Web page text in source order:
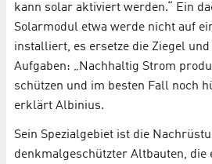
kann solar aktiviert werden.“ Ein
Solarmodul etwa werde nicht auf
installiert, es ersetze die Ziegel
Aufgaben: „Nachhaltig Strom
schützen und im besten Fall noch
erklärt Albinius.
Sein Spezialgebiet ist die
denkmalgeschützter Altbauten, die